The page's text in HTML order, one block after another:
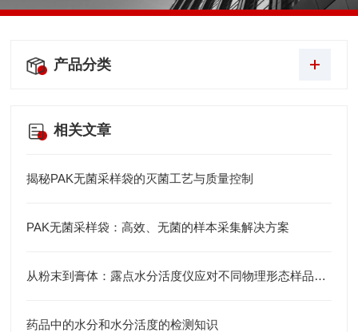
产品分类
相关文章
揭秘PAK无菌采样袋的灭菌工艺与质量控制
PAK无菌采样袋：高效、无菌的样本采集解决方案
从粉末到膏体：露点水分活度仪应对不同物理形态样品的测量技巧与挑战
药品中的水分和水分活度的检测知识